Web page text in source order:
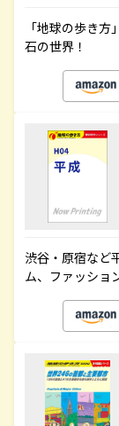
「地球の歩き
石の世界！
渋谷・原宿など
ム、ファッショ